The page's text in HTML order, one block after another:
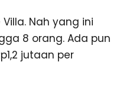
Nah yang ini
8 orang. Ada pun
jutaan per